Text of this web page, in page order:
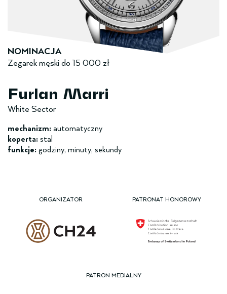
Furlan Marri
White Sector
mechanizm: automatyczny
koperta: stal
funkcje: godziny, minuty, sekundy
NOMINACJA
Zegarek męski ­do­­ 15 000 zł
ORGANIZATOR PATRONAT HONOROWY
PATRON MEDIALNY